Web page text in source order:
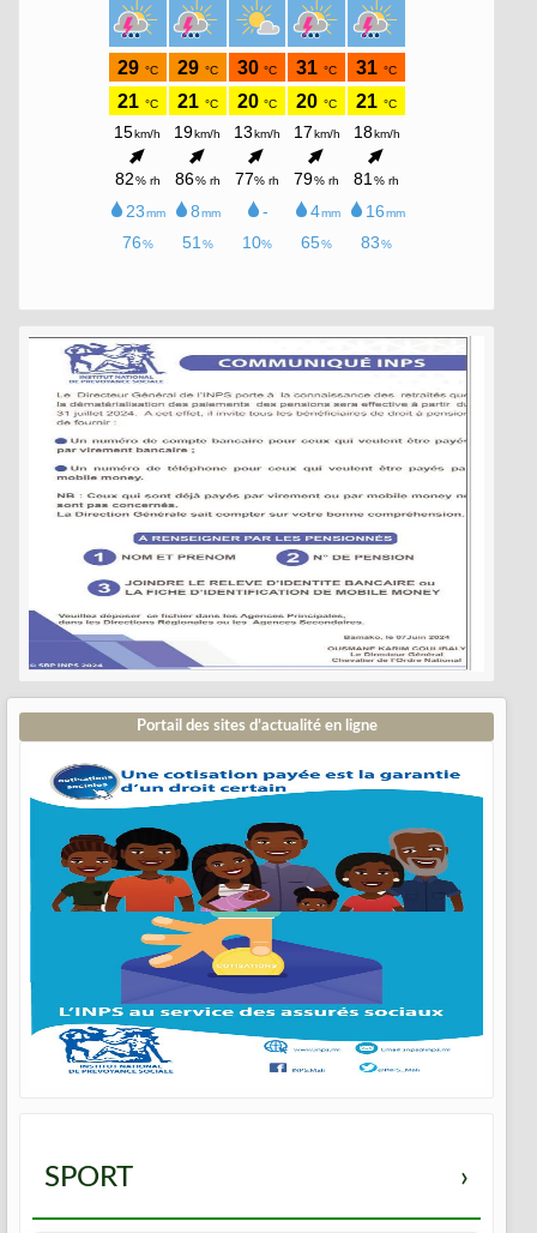
Portail des sites d’actualité en ligne
SPORT ›